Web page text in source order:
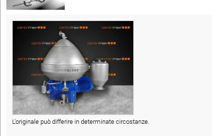
L'originale può differire in determinate circostanze.